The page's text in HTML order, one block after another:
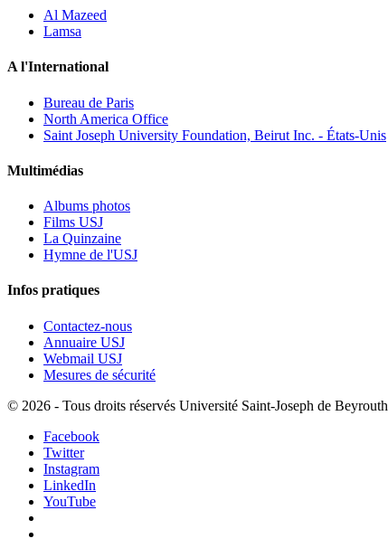
Al Mazeed
Lamsa
A l'International
Bureau de Paris
North America Office
Saint Joseph University Foundation, Beirut Inc. - États-Unis
Multimédias
Albums photos
Films USJ
La Quinzaine
Hymne de l'USJ
Infos pratiques
Contactez-nous
Annuaire USJ
Webmail USJ
Mesures de sécurité
© 2026 - Tous droits réservés Université Saint-Joseph de Beyrouth
Facebook
Twitter
Instagram
LinkedIn
YouTube